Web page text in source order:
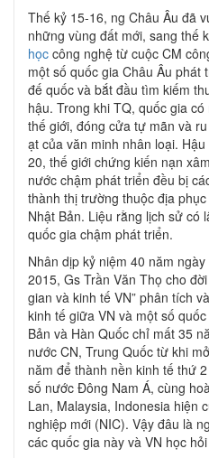
Thế kỷ 15-16, ng Châu Âu đã
những vùng đất mới, sang thế
học công nghệ từ cuộc CM
một số quốc gia Châu Âu
đế quốc và bắt đầu tìm kiếm
hậu. Trong khi TQ, quốc gia
thế giới, đóng cửa tự mãn và
ạt của văn minh nhân loại.
20, thế giới chứng kiến nạn
nước chậm phát triển đều bị
thành thị trường thuộc địa
Nhật Bản. Liệu rằng lịch sử có
quốc gia chậm phát triển.
Nhân dịp kỷ niệm 40 năm
2015, Gs Trần Văn Thọ cho
gian và kinh tế VN” phân tích
kinh tế giữa VN và một số
Bản và Hàn Quốc chỉ mất 35
nước CN, Trung Quốc từ khi
năm để thành nền kinh tế thứ
số nước Đông Nam Á, cùng
Lan, Malaysia, Indonesia hiện
nghiệp mới (NIC). Vậy đâu là
các quốc gia này và VN học